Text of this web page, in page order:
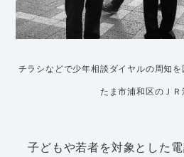
チラシなどで少年相談ダイヤルの周知
たま市浦和区のＪＲ
子どもや若者を対象とした電